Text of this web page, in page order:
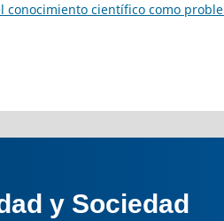
conocimiento científico como
y Sociedad